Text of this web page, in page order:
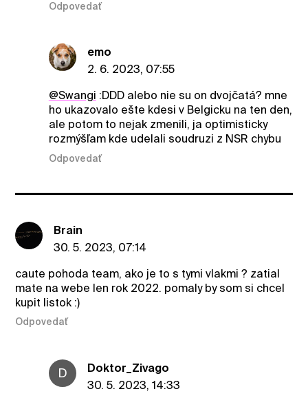
Odpovedať
emo
2. 6. 2023, 07:55
@Swangi :DDD alebo nie su on dvojčatá? mne
ho ukazovalo ešte kdesi v Belgicku na ten den,
ale potom to nejak zmenili, ja optimisticky
rozmýšľam kde udelali soudruzi z NSR chybu
Odpovedať
Brain
30. 5. 2023, 07:14
caute pohoda team, ako je to s tymi vlakmi ? zatial
mate na webe len rok 2022. pomaly by som si chcel
kupit listok :)
Odpovedať
D
Doktor_Zivago
30. 5. 2023, 14:33